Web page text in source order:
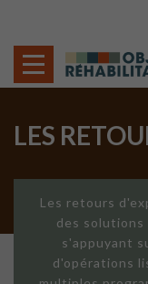
LES
Les retours
des
s'appuyant
d'opérations